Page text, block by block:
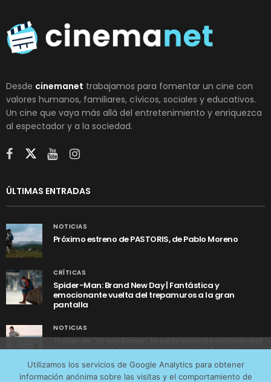
Desde cinemanet trabajamos para fomentar un cine con
valores humanos, familiares, cívicos, sociales y educativos.
Un cine que vaya más allá del entretenimiento y enriquezca
al espectador y a la sociedad.
ÚLTIMAS ENTRADAS
NOTICIAS
Próximo estreno de PASTORIS, de Pablo Moreno
CRÍTICAS
Spider-Man: Brand New Day | Fantástica y
emocionante vuelta del trepamuros a la gran
pantalla
NOTICIAS
Tráiler de ‘Yo soy Rocky’, la sorprendente historia real
detrás de cómo Stallone se convirtió en Rocky
Utilizamos los servicios de Google Analytics para obtener
información anónima sobre las visitas y el comportamiento de
tráfico web que recibimos y conocer los servicios que